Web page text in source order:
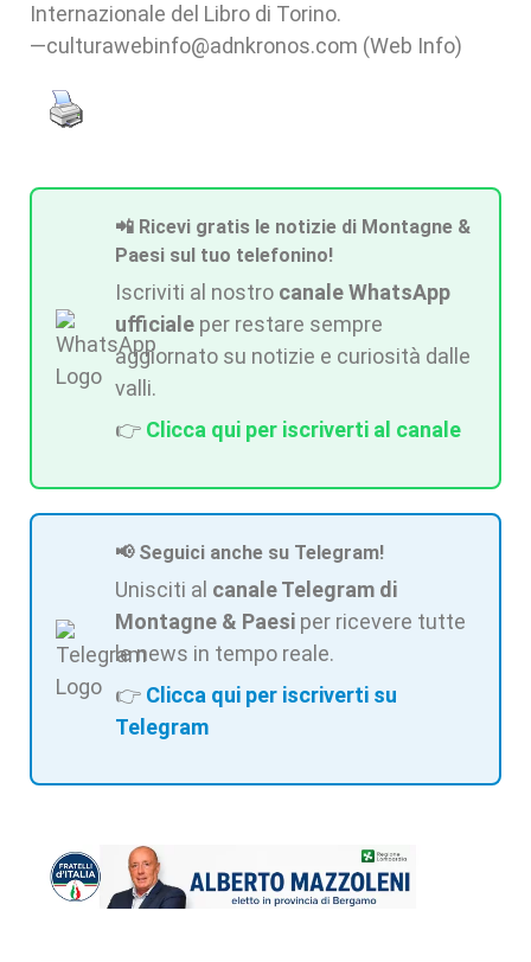
Internazionale del Libro di Torino.
—culturawebinfo@adnkronos.com (Web Info)
📲 Ricevi gratis le notizie di Montagne &
Paesi sul tuo telefonino!
Iscriviti al nostro canale WhatsApp
ufficiale per restare sempre
aggiornato su notizie e curiosità dalle
valli.
👉 Clicca qui per iscriverti al canale
📢 Seguici anche su Telegram!
Unisciti al canale Telegram di
Montagne & Paesi per ricevere tutte
le news in tempo reale.
👉 Clicca qui per iscriverti su
Telegram